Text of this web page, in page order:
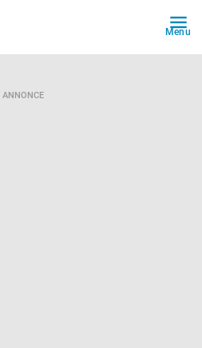
Menu
ANNONCE